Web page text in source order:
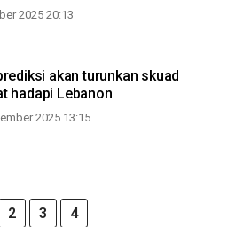
2025 20:13
akan turunkan skuad
hadapi Lebanon
2025 13:15
2 3 4